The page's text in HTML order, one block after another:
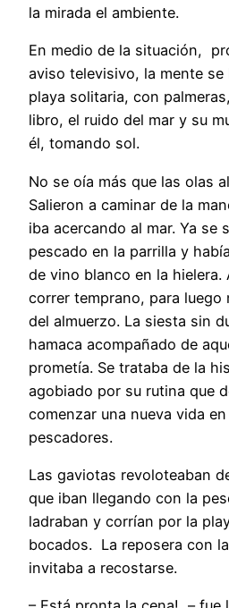
la mirada el ambiente.
En medio de la situación,
aviso televisivo, la mente se
playa solitaria, con
libro, el ruido del mar y su
él, tomando sol.
No se oía más que las olas
Salieron a caminar de la
iba acercando al mar. Ya se
pescado en la parrilla y
de vino blanco en la hielera.
correr temprano, para luego
del almuerzo. La siesta sin
hamaca acompañado de
prometía. Se trataba de la
agobiado por su rutina que
comenzar una nueva vida
pescadores.
Las gaviotas revoloteaban
que iban llegando con la
ladraban y corrían por la
bocados. La reposera con
invitaba a recostarse.